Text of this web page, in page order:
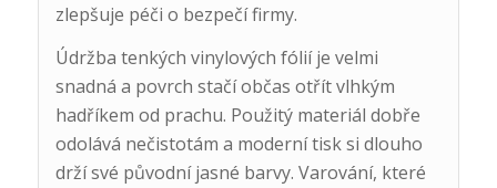
zlepšuje péči o bezpečí firmy.
Údržba tenkých vinylových fólií je velmi
snadná a povrch stačí občas otřít vlhkým
hadříkem od prachu. Použitý materiál dobře
odolává nečistotám a moderní tisk si dlouho
drží své původní jasné barvy. Varování, které